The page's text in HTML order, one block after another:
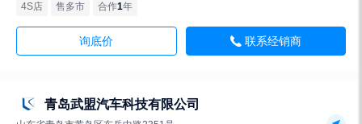
4S店 售多市 合作1年
询底价 联系经销商
青岛武盟汽车科技有限公司